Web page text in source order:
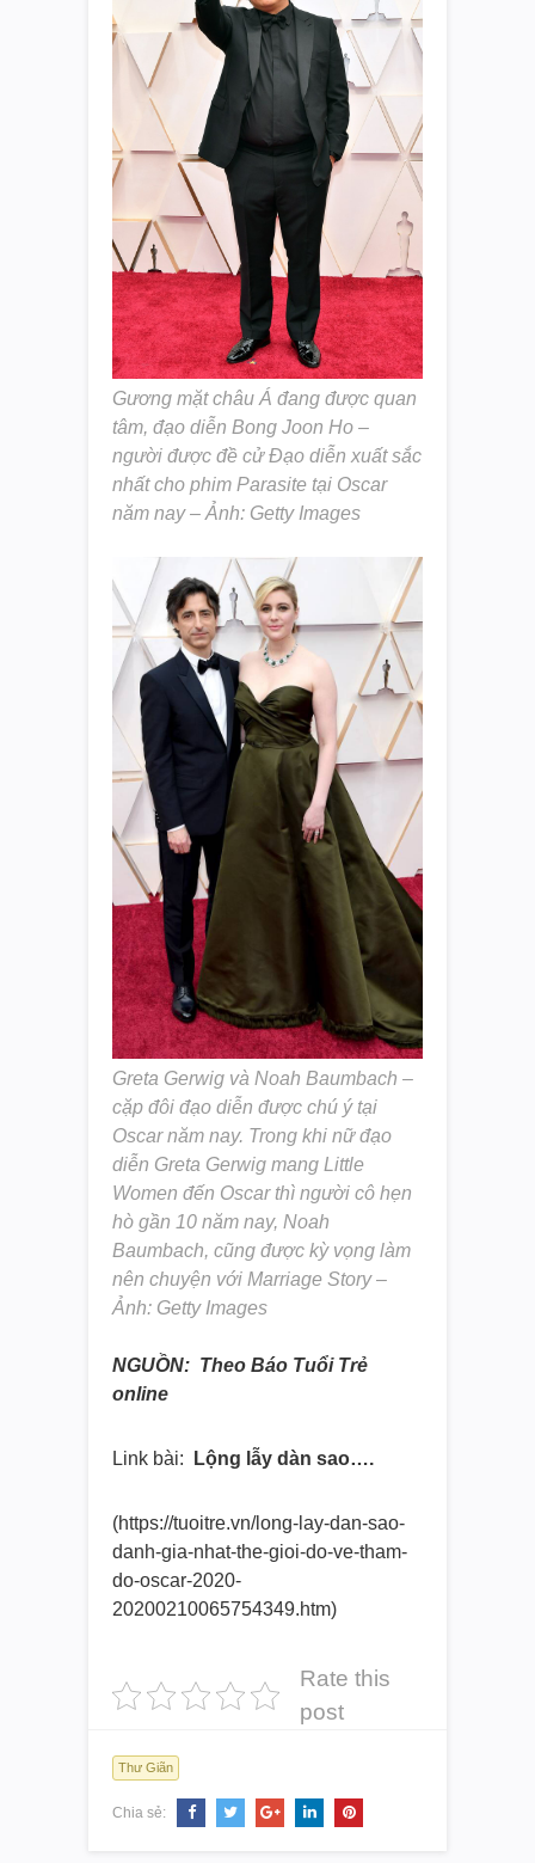
Gương mặt châu Á đang được quan
tâm, đạo diễn Bong Joon Ho –
người được đề cử Đạo diễn xuất sắc
nhất cho phim Parasite tại Oscar
năm nay – Ảnh: Getty Images
Greta Gerwig và Noah Baumbach –
cặp đôi đạo diễn được chú ý tại
Oscar năm nay. Trong khi nữ đạo
diễn Greta Gerwig mang Little
Women đến Oscar thì người cô hẹn
hò gần 10 năm nay, Noah
Baumbach, cũng được kỳ vọng làm
nên chuyện với Marriage Story –
Ảnh: Getty Images
NGUỒN: Theo Báo Tuổi Trẻ
online
Link bài: Lộng lẫy dàn sao….
(https://tuoitre.vn/long-lay-dan-sao-
danh-gia-nhat-the-gioi-do-ve-tham-
do-oscar-2020-
20200210065754349.htm)
Rate this
post
Thư Giãn
Chia sẻ: